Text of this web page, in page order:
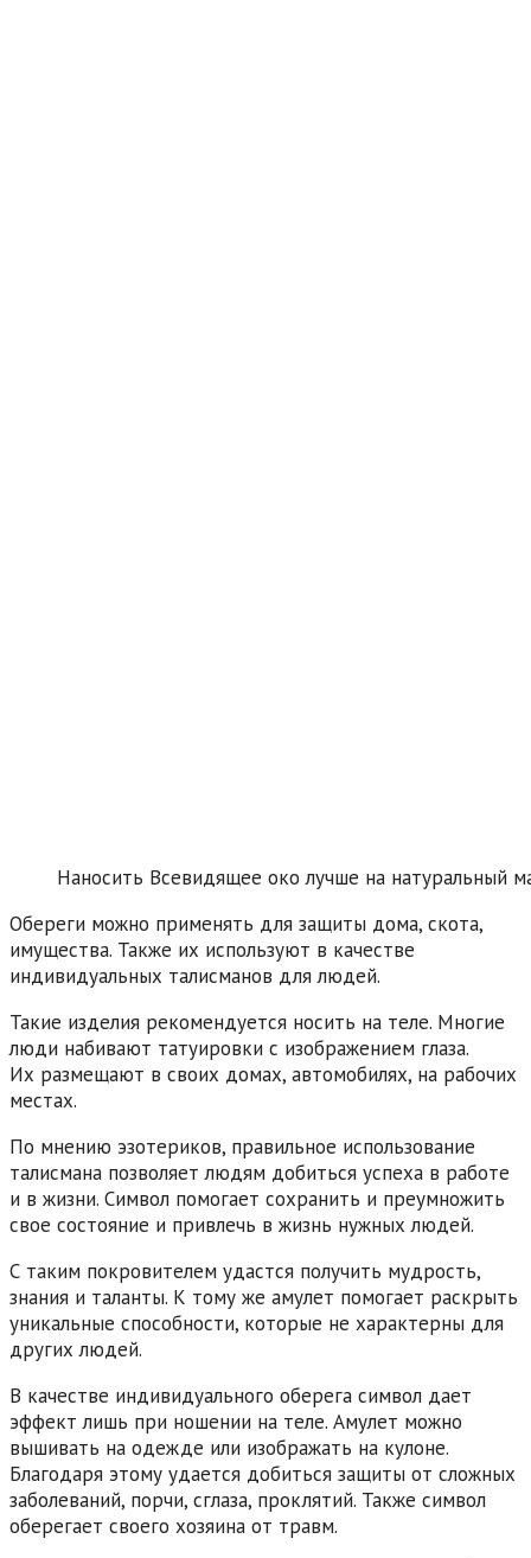
Наносить Всевидящее око лучше на натуральный
Обереги можно применять для защиты дома, скота,
имущества. Также их используют в качестве
индивидуальных талисманов для людей.
Такие изделия рекомендуется носить на теле. Многие
люди набивают татуировки с изображением глаза.
Их размещают в своих домах, автомобилях, на рабочих
местах.
По мнению эзотериков, правильное использование
талисмана позволяет людям добиться успеха в работе
и в жизни. Символ помогает сохранить и преумножить
свое состояние и привлечь в жизнь нужных людей.
С таким покровителем удастся получить мудрость,
знания и таланты. К тому же амулет помогает раскрыть
уникальные способности, которые не характерны для
других людей.
В качестве индивидуального оберега символ дает
эффект лишь при ношении на теле. Амулет можно
вышивать на одежде или изображать на кулоне.
Благодаря этому удается добиться защиты от сложных
заболеваний, порчи, сглаза, проклятий. Также символ
оберегает своего хозяина от травм.